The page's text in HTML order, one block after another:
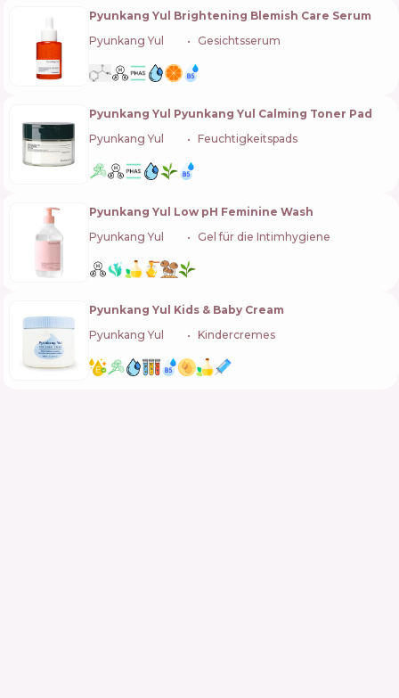
Pyunkang Yul Brightening Blemish Care Serum
Pyunkang Yul
Gesichtsserum
Pyunkang Yul Pyunkang Yul Calming Toner Pad
Pyunkang Yul
Feuchtigkeitspads
Pyunkang Yul Low pH Feminine Wash
Pyunkang Yul
Gel für die Intimhygiene
Pyunkang Yul Kids & Baby Cream
Pyunkang Yul
Kindercremes